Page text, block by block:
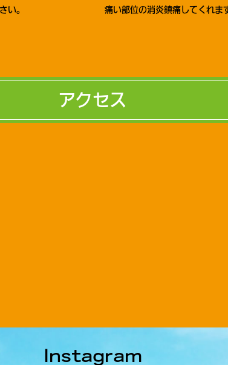
い。 痛い部位の消炎鎮痛してくれま
アクセス
Instagram